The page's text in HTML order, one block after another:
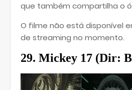
que também compartilha o
O filme não está disponível
de streaming no momento.
29. Mickey 17 (Dir: